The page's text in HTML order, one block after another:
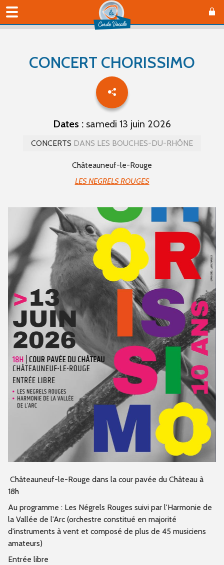
CONCERT CHORISSIMO
Dates : samedi 13 juin 2026
CONCERTS DANS LES BOUCHES-DU-RHÔNE
Châteauneuf-le-Rouge
LES NEGRELS ROUGES
Châteauneuf-le-Rouge dans la cour pavée du Château à
18h
Au programme : Les Négrels Rouges suivi par l'Harmonie de
la Vallée de l'Arc (orchestre constitué en majorité
d'instruments à vent et composé de plus de 45 musiciens
amateurs)
Entrée libre